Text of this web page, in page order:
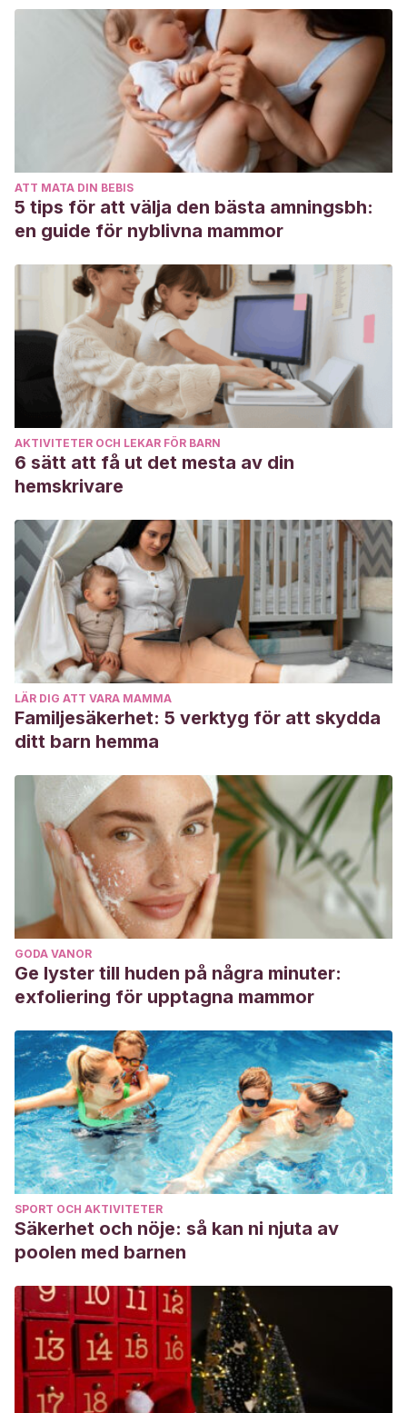
German and Polish Pediatricians in 2020. Int J Environ Res
Public Health. 2020;17(19):7011. Published 2020 Sep 25.
doi:10.3390/ijerph17197011. Disponible en:
https://www.ncbi.nlm.nih.gov/pmc/articles/PMC7579643/
Hernández Hernández A. ¿Qué hacemos con el cólico del
lactante? Pediatría Integral 2017, 21(17):20-21. Disponible
en: http://pehsu.org/wp/wp-
content/uploads/31CongresoSEPEAP.pdf#page=20
Castillo Ramírez, Marisol, and Katy Vargas Durán.
Efectividad del masaje en el área abdominal para la
reducción de los cólicos del lactante. Enfermería Actual de
Costa Rica 32 (2017): 79-89. Disponible en:
https://www.scielo.sa.cr/scielo.php?pid=S1409-
45682017000100079&script=sci_abstract&tlng=es
Fustero Albero, Marta, and Ana Carmen Josefina Coarasa
Liron De Robles. Masaje abdominal en los cólicos del
lactante: Estudio de resultados.
Villán Sáenz, Francisco. Tratamiento del cólico del lactante.
FARMACOLÓGICAS EFICACES PARA EL ALIVIO DEL CÓLICO
DEL LACTANTE. 2018.
Navarro Cabrera, Candelaria Jacqueline. Eficacia de una
intervención educativa para fomentar el método madre
canguro en cólico del lactante. 2017.
Manteiga Urbón, Jose Luis. Eficacia de las técnicas
craneales de fisioterapia manual en el cólico del lactante:
un proyecto de investigación. 2019.
ATT MATA DIN BEBIS
5 tips för att välja den bästa amningsbh:
en guide för nyblivna mammor
AKTIVITETER OCH LEKAR FÖR BARN
6 sätt att få ut det mesta av din
hemskrivare
LÄR DIG ATT VARA MAMMA
Familjesäkerhet: 5 verktyg för att skydda
ditt barn hemma
GODA VANOR
Ge lyster till huden på några minuter:
exfoliering för upptagna mammor
SPORT OCH AKTIVITETER
Säkerhet och nöje: så kan ni njuta av
poolen med barnen